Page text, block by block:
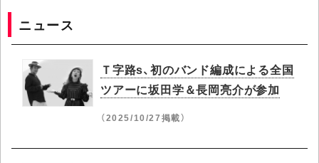
ニュース
Ｔ字路s、初のバンド編成による全国
ツアーに坂田学＆長岡亮介が参加
（2025/10/27掲載）